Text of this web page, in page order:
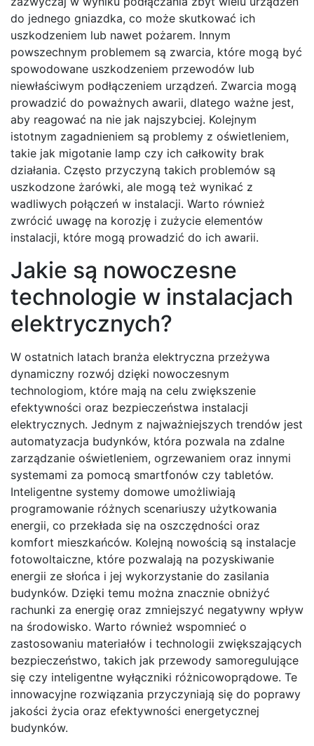
do jednego gniazdka, co może skutkować ich
uszkodzeniem lub nawet pożarem. Innym
powszechnym problemem są zwarcia, które mogą być
spowodowane uszkodzeniem przewodów lub
niewłaściwym podłączeniem urządzeń. Zwarcia mogą
prowadzić do poważnych awarii, dlatego ważne jest,
aby reagować na nie jak najszybciej. Kolejnym
istotnym zagadnieniem są problemy z oświetleniem,
takie jak migotanie lamp czy ich całkowity brak
działania. Często przyczyną takich problemów są
uszkodzone żarówki, ale mogą też wynikać z
wadliwych połączeń w instalacji. Warto również
zwrócić uwagę na korozję i zużycie elementów
instalacji, które mogą prowadzić do ich awarii.
Jakie są nowoczesne
technologie w instalacjach
elektrycznych?
W ostatnich latach branża elektryczna przeżywa
dynamiczny rozwój dzięki nowoczesnym
technologiom, które mają na celu zwiększenie
efektywności oraz bezpieczeństwa instalacji
elektrycznych. Jednym z najważniejszych trendów jest
automatyzacja budynków, która pozwala na zdalne
zarządzanie oświetleniem, ogrzewaniem oraz innymi
systemami za pomocą smartfonów czy tabletów.
Inteligentne systemy domowe umożliwiają
programowanie różnych scenariuszy użytkowania
energii, co przekłada się na oszczędności oraz
komfort mieszkańców. Kolejną nowością są instalacje
fotowoltaiczne, które pozwalają na pozyskiwanie
energii ze słońca i jej wykorzystanie do zasilania
budynków. Dzięki temu można znacznie obniżyć
rachunki za energię oraz zmniejszyć negatywny wpływ
na środowisko. Warto również wspomnieć o
zastosowaniu materiałów i technologii zwiększających
bezpieczeństwo, takich jak przewody samoregulujące
się czy inteligentne wyłączniki różnicowoprądowe. Te
innowacyjne rozwiązania przyczyniają się do poprawy
jakości życia oraz efektywności energetycznej
budynków.